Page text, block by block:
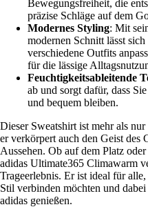
Bewegungsfreiheit, die
präzise Schläge auf dem
Modernes Styling: Mit
modernen Schnitt lässt
verschiedene Outfits
für die lässige
Feuchtigkeitsableitende
ab und sorgt dafür, dass
und bequem bleiben.
Dieser Sweatshirt ist mehr als
er verkörpert auch den Geist des
Aussehen. Ob auf dem Platz
adidas Ultimate365 Climawarm
Trageerlebnis. Er ist ideal für
Stil verbinden möchten und
adidas genießen.